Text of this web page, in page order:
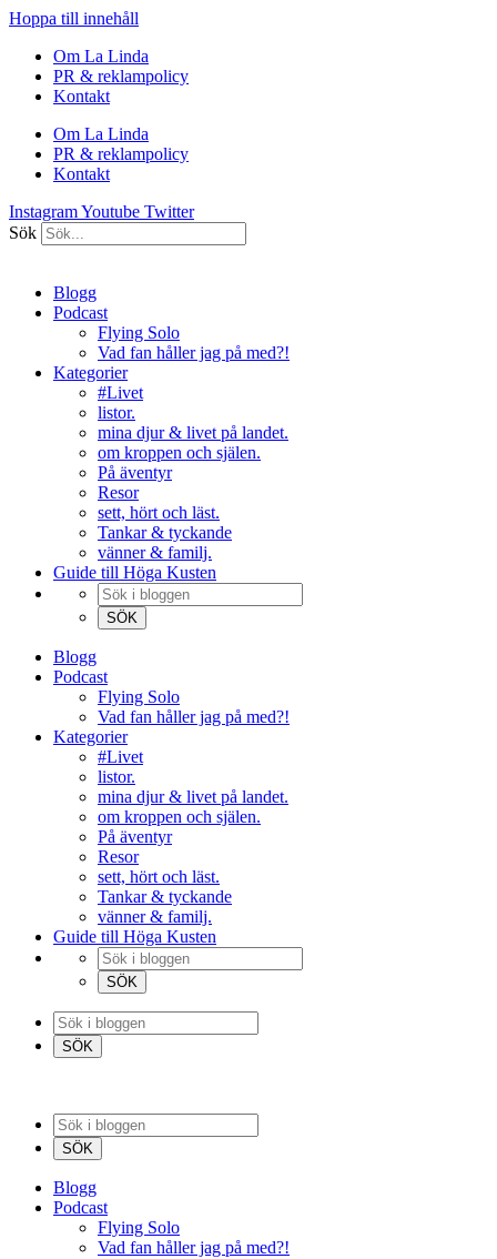
Hoppa till innehåll
Om La Linda
PR & reklampolicy
Kontakt
Om La Linda
PR & reklampolicy
Kontakt
InstagramYoutube Twitter
Sök
Blogg
Podcast
Flying Solo
Vad fan håller jag på med?!
Kategorier
#Livet
listor.
mina djur & livet på landet.
om kroppen och själen.
På äventyr
Resor
sett, hört och läst.
Tankar & tyckande
vänner & familj.
Guide till Höga Kusten
Blogg
Podcast
Flying Solo
Vad fan håller jag på med?!
Kategorier
#Livet
listor.
mina djur & livet på landet.
om kroppen och själen.
På äventyr
Resor
sett, hört och läst.
Tankar & tyckande
vänner & familj.
Guide till Höga Kusten
Blogg
Podcast
Flying Solo
Vad fan håller jag på med?!